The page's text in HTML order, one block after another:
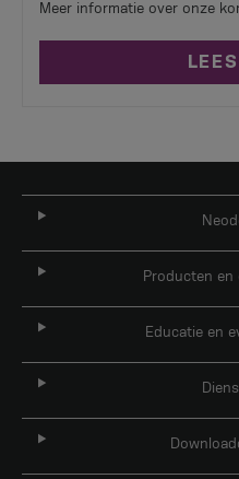
Meer informatie over onze
Producten en
Educatie en